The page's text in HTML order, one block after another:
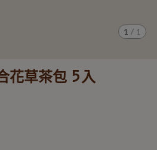
1 / 1
花草茶包 5入